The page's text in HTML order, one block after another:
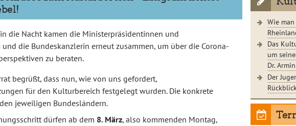
die Nacht kamen die Ministerpräsidentinnen und
die Bundeskanzlerin erneut zusammen, um über die Corona-
zu beraten.
begrüßt, dass nun, wie von uns gefordert,
für den Kulturbereich festgelegt wurden. Die konkrete
jeweiligen Bundesländern.
dürfen ab dem 8. März, also kommenden Montag,
Wie
Das
um
Dr.
Der